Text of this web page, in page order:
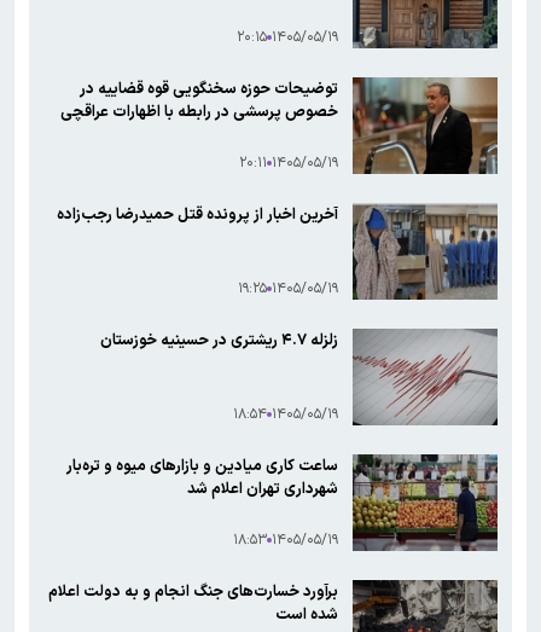
۱۴۰۵/۰۵/۱۹ ۲۰:۱۵
توضیحات حوزه سخنگویی قوه قضاییه در
خصوص پرسشی در رابطه با اظهارات عراقچی
۱۴۰۵/۰۵/۱۹ ۲۰:۱۱
آخرین اخبار از پرونده قتل حمیدرضا رجب‌زاده
۱۴۰۵/۰۵/۱۹ ۱۹:۲۵
زلزله ۴.۷ ریشتری در حسینیه خوزستان
۱۴۰۵/۰۵/۱۹ ۱۸:۵۴
ساعت کاری میادین و بازارهای میوه و تره‌بار
شهرداری تهران اعلام شد
۱۴۰۵/۰۵/۱۹ ۱۸:۵۳
برآورد خسارت‌های جنگ انجام و به دولت اعلام
شده است